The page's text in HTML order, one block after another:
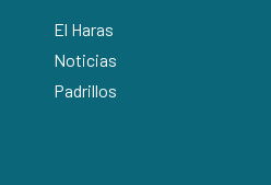
El Haras
Noticias
Padrillos